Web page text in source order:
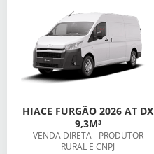
HIACE FURGÃO 2026 AT DX
9,3M³
VENDA DIRETA - PRODUTOR
RURAL E CNPJ